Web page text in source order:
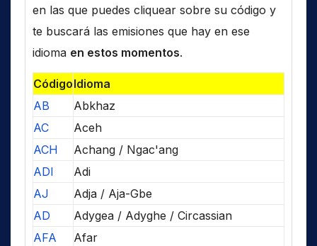
en las que puedes cliquear sobre su código y
te buscará las emisiones que hay en ese
idioma en estos momentos.
CódigoIdioma
AB
Abkhaz
AC
Aceh
ACH
Achang / Ngac'ang
ADI
Adi
AJ
Adja / Aja-Gbe
AD
Adygea / Adyghe / Circassian
AFA
Afar